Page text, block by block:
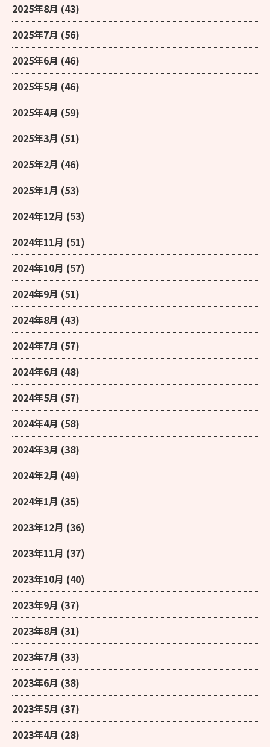
2025年8月 (43)
2025年7月 (56)
2025年6月 (46)
2025年5月 (46)
2025年4月 (59)
2025年3月 (51)
2025年2月 (46)
2025年1月 (53)
2024年12月 (53)
2024年11月 (51)
2024年10月 (57)
2024年9月 (51)
2024年8月 (43)
2024年7月 (57)
2024年6月 (48)
2024年5月 (57)
2024年4月 (58)
2024年3月 (38)
2024年2月 (49)
2024年1月 (35)
2023年12月 (36)
2023年11月 (37)
2023年10月 (40)
2023年9月 (37)
2023年8月 (31)
2023年7月 (33)
2023年6月 (38)
2023年5月 (37)
2023年4月 (28)